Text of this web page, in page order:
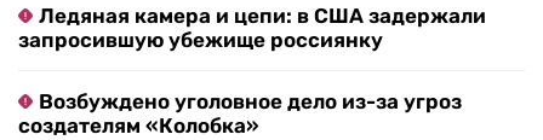
Ледяная камера и цепи: в США задержали
запросившую убежище россиянку
Возбуждено уголовное дело из-за угроз
создателям «Колобка»